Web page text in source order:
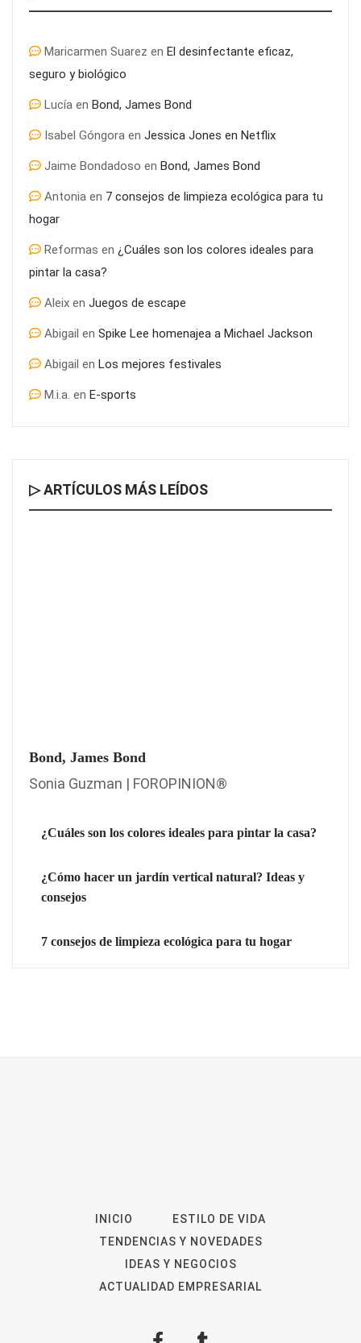
para la compra de piso?
Maricarmen Suarez en El desinfectante eficaz,
seguro y biológico
Lucía en Bond, James Bond
Isabel Góngora en Jessica Jones en Netflix
Jaime Bondadoso en Bond, James Bond
Antonia en 7 consejos de limpieza ecológica para tu
hogar
Reformas en ¿Cuáles son los colores ideales para
pintar la casa?
Aleix en Juegos de escape
Abigail en Spike Lee homenajea a Michael Jackson
Abigail en Los mejores festivales
M.i.a. en E-sports
▷ ARTÍCULOS MÁS LEÍDOS
Bond, James Bond
Sonia Guzman | FOROPINION®
¿Cuáles son los colores ideales para pintar la casa?
¿Cómo hacer un jardín vertical natural? Ideas y
consejos
7 consejos de limpieza ecológica para tu hogar
INICIO
ESTILO DE VIDA
TENDENCIAS Y NOVEDADES
IDEAS Y NEGOCIOS
ACTUALIDAD EMPRESARIAL